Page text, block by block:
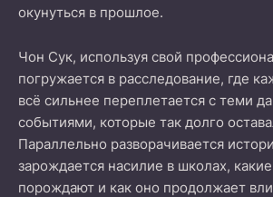
окунуться в прошлое.
Чон Сук, используя свой
погружается в расследование, где
всё сильнее переплетается с теми
событиями, которые так долго
Параллельно разворачивается
зарождается насилие в школах,
порождают и как оно продолжает